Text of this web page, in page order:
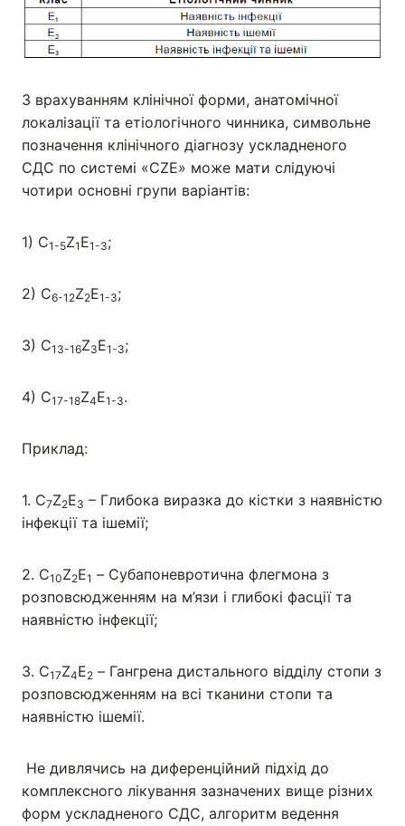
З врахуванням клінічної форми, анатомічної
локалізації та етіологічного чинника, символьне
позначення клінічного діагнозу ускладненого
СДС по системі «CZE» може мати слідуючі
чотири основні групи варіантів:
1) C1-5Z1 E1-3;
2) С6-12Z2Е1-3;
3) С13-16Z3Е1-3;
4) С17-18Z4Е1-3.
Приклад:
1. С7Z2Е3 – Глибока виразка до кістки з наявністю
інфекції та ішемії;
2. С10Z2E1 – Субапоневротична флегмона з
розповсюдженням на м’язи і глибокі фасції та
наявністю інфекції;
3. С17Z4E2 – Гангрена дистального відділу стопи з
розповсюдженням на всі тканини стопи та
наявністю ішемії.
Не дивлячись на диференційний підхід до
комплексного лікування зазначених вище різних
форм ускладненого СДС, алгоритм ведення